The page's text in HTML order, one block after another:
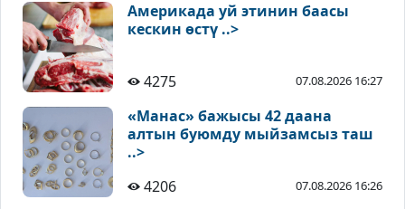
Америкада уй этинин баасы
кескин өстү ..>
4275 07.08.2026 16:27
«Манас» бажысы 42 даана
алтын буюмду мыйзамсыз таш
..>
4206
07.08.2026 16:26